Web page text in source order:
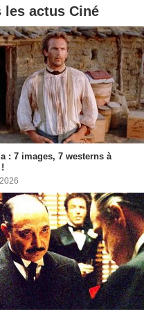
les actus Ciné
: 7 images, 7 westerns à